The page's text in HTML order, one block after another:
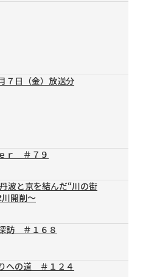
７日（金）放送分
ｒ ＃７９
波と京を結んだ“川の街
開削～
訪 ＃１６８
への道 ＃１２４